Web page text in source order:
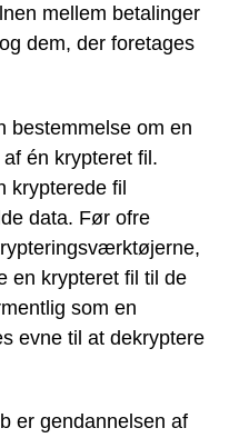
mellem betalinger
dem, der foretages
bestemmelse om en
én krypteret fil.
krypterede fil
data. Før ofre
en krypteret fil til de
som en
evne til at dekryptere
er gendannelsen af